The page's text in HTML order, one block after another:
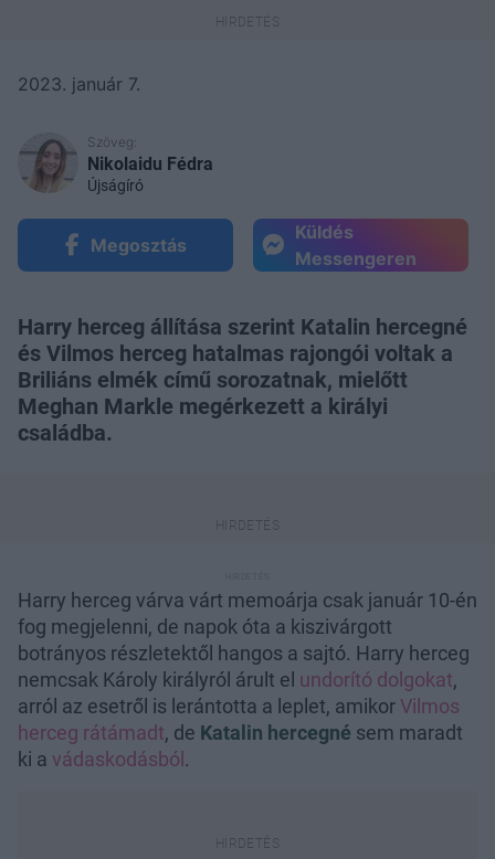
2023. január 7.
Szöveg:
Nikolaidu Fédra
Újságíró
Megosztás
Küldés
Messengeren
Harry herceg állítása szerint Katalin hercegné
és Vilmos herceg hatalmas rajongói voltak a
Briliáns elmék című sorozatnak, mielőtt
Meghan Markle megérkezett a királyi
családba.
Harry herceg várva várt memoárja csak január 10-én
fog megjelenni, de napok óta a kiszivárgott
botrányos részletektől hangos a sajtó. Harry herceg
nemcsak Károly királyról árult el undorító dolgokat,
arról az esetről is lerántotta a leplet, amikorVilmos
herceg rátámadt, de Katalin hercegné sem maradt
ki a vádaskodásból .